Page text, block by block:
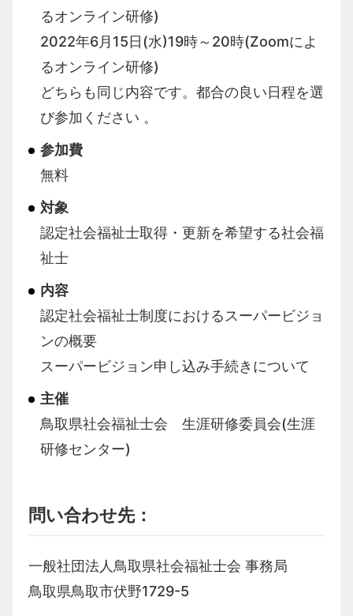
るオンライン研修)
2022年6月15日(水)19時～20時(Zoomによ
るオンライン研修)
どちらも同じ内容です。都合の良い日程を選
び参加ください 。
参加費
無料
対象
認定社会福祉士取得・更新を希望する社会福
祉士
内容
認定社会福祉士制度におけるスーパービジョ
ンの概要
スーパービジョン申し込み手続きについて
主催
鳥取県社会福祉士会 生涯研修委員会(生涯
研修センター)
問い合わせ先：
一般社団法人鳥取県社会福祉士会 事務局
鳥取県鳥取市伏野1729-5